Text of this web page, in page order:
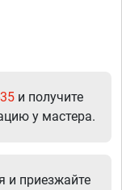
и получите
у мастера.
и приезжайте